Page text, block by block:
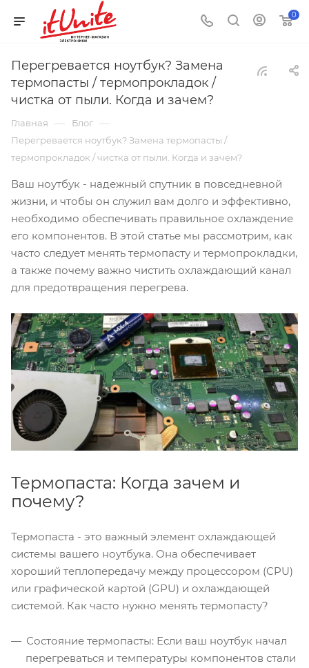
0
Перегревается ноутбук? Замена
термопасты / термопрокладок /
чистка от пыли. Когда и зачем?
Главная — Блог —
Перегревается ноутбук? Замена термопасты /
термопрокладок / чистка от пыли. Когда и зачем?
Ваш ноутбук - надежный спутник в повседневной
жизни, и чтобы он служил вам долго и эффективно,
необходимо обеспечивать правильное охлаждение
его компонентов. В этой статье мы рассмотрим, как
часто следует менять термопасту и термопрокладки,
а также почему важно чистить охлаждающий канал
для предотвращения перегрева.
Термопаста: Когда зачем и
почему?
Термопаста - это важный элемент охлаждающей
системы вашего ноутбука. Она обеспечивает
хороший теплопередачу между процессором (CPU)
или графической картой (GPU) и охлаждающей
системой. Как часто нужно менять термопасту?
Состояние термопасты: Если ваш ноутбук начал
перегреваться и температуры компонентов стали